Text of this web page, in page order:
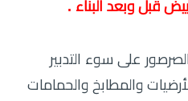
قبل وبعد البناء .
على سوء التدبير
والمطابخ والحمامات